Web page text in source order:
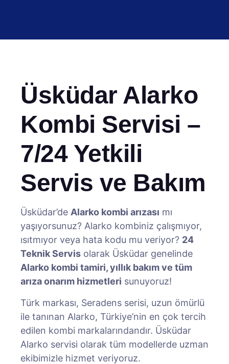
Üsküdar Alarko
Kombi Servisi –
7/24 Yetkili
Servis ve Bakım
Üsküdar’de Alarko kombi arızası mı
yaşıyorsunuz? Alarko kombiniz çalışmıyor,
ısıtmıyor veya hata kodu mu veriyor? 24
Teknik Servis olarak Üsküdar genelinde
Alarko kombi tamiri, yıllık bakım ve tüm
arıza onarım hizmetleri sunuyoruz!
Türk markası, Seradens serisi, uzun ömürlü
ile tanınan Alarko, Türkiye’nin en çok tercih
edilen kombi markalarındandır. Üsküdar
Alarko servisi olarak tüm modellerde uzman
ekibimizle hizmet veriyoruz.